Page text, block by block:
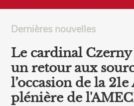
Dernières nouvelles
Le cardinal Czerny
un retour aux
l’occasion de la
plénière de